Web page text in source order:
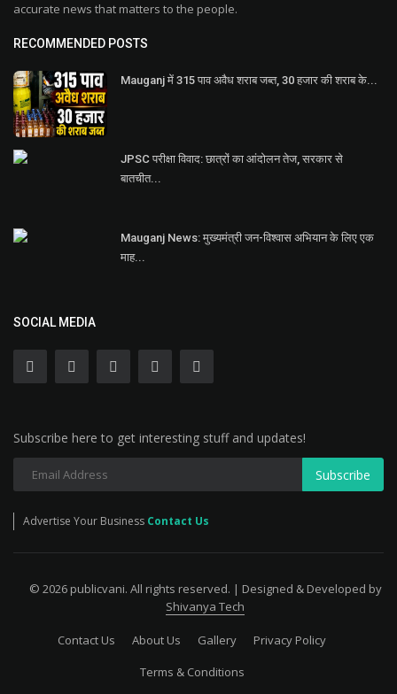
accurate news that matters to the people.
RECOMMENDED POSTS
Mauganj में 315 पाव अवैध शराब जब्त, 30 हजार की शराब के...
JPSC परीक्षा विवाद: छात्रों का आंदोलन तेज, सरकार से
बातचीत...
Mauganj News: मुख्यमंत्री जन-विश्वास अभियान के लिए एक
माह...
SOCIAL MEDIA
Subscribe here to get interesting stuff and updates!
Subscribe
Advertise Your Business Contact Us
© 2026 publicvani. All rights reserved. | Designed & Developed by
Shivanya Tech
Contact Us About Us Gallery
Privacy Policy
Terms & Conditions